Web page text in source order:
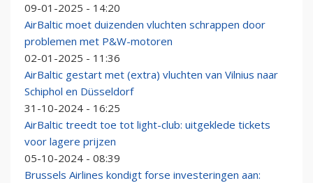
09-01-2025 - 14:20
AirBaltic moet duizenden vluchten schrappen door
problemen met P&W-motoren
02-01-2025 - 11:36
AirBaltic gestart met (extra) vluchten van Vilnius naar
Schiphol en Düsseldorf
31-10-2024 - 16:25
AirBaltic treedt toe tot light-club: uitgeklede tickets
voor lagere prijzen
05-10-2024 - 08:39
Brussels Airlines kondigt forse investeringen aan: